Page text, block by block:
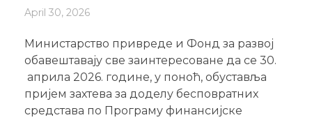
April 30, 2026
Министарство привреде и Фонд за развој
обавештавају све заинтересоване да се 30.
априла 2026. године, у поноћ, обуставља
пријем захтева за доделу бесповратних
средстава по Програму финансијске